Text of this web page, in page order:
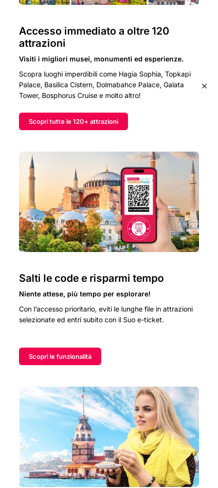
Accesso immediato a oltre 120
attrazioni
Visiti i migliori musei, monumenti ed esperienze.
Scopra luoghi imperdibili come Hagia Sophia, Topkapi
Palace, Basilica Cistern, Dolmabahce Palace, Galata
Tower, Bosphorus Cruise e molto altro!
Scopri tutte le 120+ attrazioni
Salti le code e risparmi tempo
Niente attese, più tempo per esplorare!
Con l’accesso prioritario, eviti le lunghe file in attrazioni
selezionate ed entri subito con il Suo e-ticket.
Scopri le funzionalità